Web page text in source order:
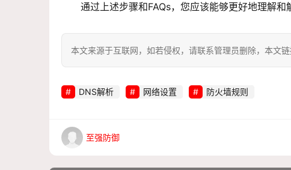
通过上述步骤和FAQs，您应该能够更好地理解和
本文来源于互联网，如若侵权，请联系管理员删除，本
DNS解析 网络设置 防火墙规则
至强防御